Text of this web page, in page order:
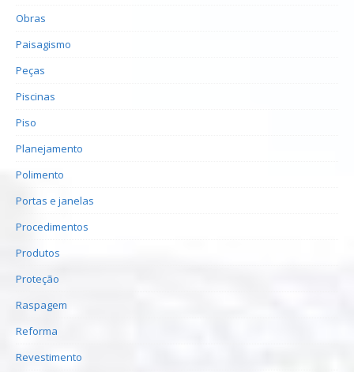
Obras
Paisagismo
Peças
Piscinas
Piso
Planejamento
Polimento
Portas e janelas
Procedimentos
Produtos
Proteção
Raspagem
Reforma
Revestimento